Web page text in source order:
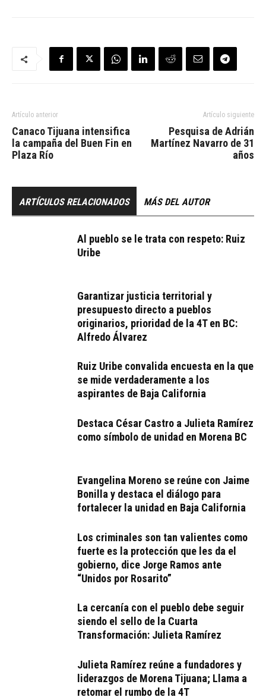
Artículo anterior
Canaco Tijuana intensifica
la campaña del Buen Fin en
Plaza Río
Artículo siguiente
Pesquisa de Adrián
Martínez Navarro de 31
años
ARTÍCULOS RELACIONADOS MÁS DEL AUTOR
Al pueblo se le trata con respeto: Ruiz
Uribe
Garantizar justicia territorial y
presupuesto directo a pueblos
originarios, prioridad de la 4T en BC:
Alfredo Álvarez
Ruiz Uribe convalida encuesta en la que
se mide verdaderamente a los
aspirantes de Baja California
Destaca César Castro a Julieta Ramírez
como símbolo de unidad en Morena BC
Evangelina Moreno se reúne con Jaime
Bonilla y destaca el diálogo para
fortalecer la unidad en Baja California
Los criminales son tan valientes como
fuerte es la protección que les da el
gobierno, dice Jorge Ramos ante
“Unidos por Rosarito”
La cercanía con el pueblo debe seguir
siendo el sello de la Cuarta
Transformación: Julieta Ramírez
Julieta Ramírez reúne a fundadores y
liderazgos de Morena Tijuana; Llama a
retomar el rumbo de la 4T